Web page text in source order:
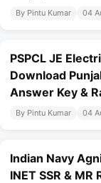
By Pintu Kumar 04
PSPCL JE
Download
Answer Key &
By Pintu Kumar 04
Indian Navy
INET SSR &